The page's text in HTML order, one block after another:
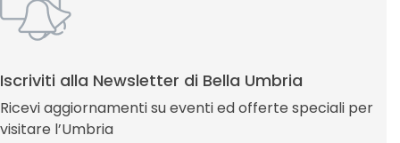
Iscriviti alla Newsletter di Bella Umbria
Ricevi aggiornamenti su eventi ed offerte speciali per
visitare l’Umbria